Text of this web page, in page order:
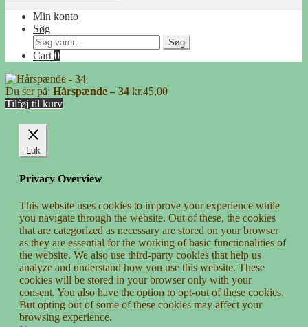
Min konto
Søg
Søg
efter:
Søg
Cart0
Du ser på: Hårspænde – 34 kr.45,00
Tilføj til kurv
Luk
Privacy Overview
This website uses cookies to improve your experience while
you navigate through the website. Out of these, the cookies
that are categorized as necessary are stored on your browser
as they are essential for the working of basic functionalities of
the website. We also use third-party cookies that help us
analyze and understand how you use this website. These
cookies will be stored in your browser only with your
consent. You also have the option to opt-out of these cookies.
But opting out of some of these cookies may affect your
browsing experience.